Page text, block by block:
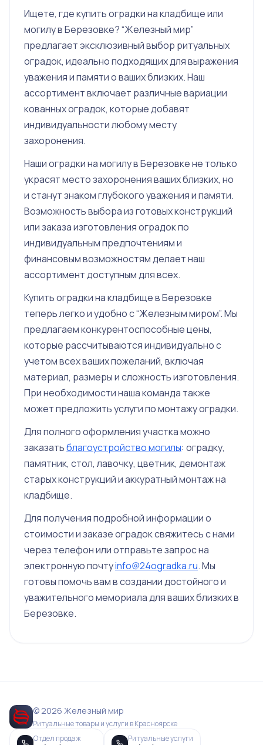
Ищете, где купить оградки на кладбище или
могилу в Березовке? “Железный мир”
предлагает эксклюзивный выбор ритуальных
оградок, идеально подходящих для выражения
уважения и памяти о ваших близких. Наш
ассортимент включает различные вариации
кованных оградок, которые добавят
индивидуальности любому месту
захоронения.
Наши оградки на могилу в Березовке не только
украсят место захоронения ваших близких, но
и станут знаком глубокого уважения и памяти.
Возможность выбора из готовых конструкций
или заказа изготовления оградок по
индивидуальным предпочтениям и
финансовым возможностям делает наш
ассортимент доступным для всех.
Купить оградки на кладбище в Березовке
теперь легко и удобно с “Железным миром”. Мы
предлагаем конкурентоспособные цены,
которые рассчитываются индивидуально с
учетом всех ваших пожеланий, включая
материал, размеры и сложность изготовления.
При необходимости наша команда также
может предложить услуги по монтажу оградки.
Для полного оформления участка можно
заказатьблагоустройство могилы: оградку,
памятник, стол, лавочку, цветник, демонтаж
старых конструкций и аккуратный монтаж на
кладбище.
Для получения подробной информации о
стоимости и заказе оградок свяжитесь с нами
через телефон или отправьте запрос на
электронную почтуinfo@24ogradka.ru. Мы
готовы помочь вам в создании достойного и
уважительного мемориала для ваших близких в
Березовке.
© 2026 Железный мир
Ритуальные товары и услуги в Красноярске
Отдел продаж
Ритуальные услуги